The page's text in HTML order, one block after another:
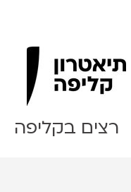
Clipa Theater
רצים בקליפה